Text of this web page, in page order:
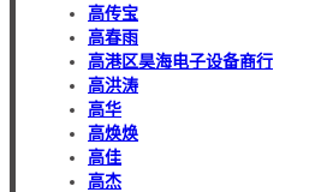
高传宝
高春雨
高港区昊海电子设备商行
高洪涛
高华
高焕焕
高佳
高杰